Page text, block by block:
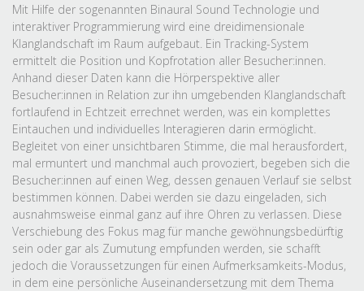
Mit Hilfe der sogenannten Binaural Sound Technologie und
interaktiver Programmierung wird eine dreidimensionale
Klanglandschaft im Raum aufgebaut. Ein Tracking-System
ermittelt die Position und Kopfrotation aller Besucher:innen.
Anhand dieser Daten kann die Hörperspektive aller
Besucher:innen in Relation zur ihn umgebenden Klanglandschaft
fortlaufend in Echtzeit errechnet werden, was ein komplettes
Eintauchen und individuelles Interagieren darin ermöglicht.
Begleitet von einer unsichtbaren Stimme, die mal herausfordert,
mal ermuntert und manchmal auch provoziert, begeben sich die
Besucher:innen auf einen Weg, dessen genauen Verlauf sie selbst
bestimmen können. Dabei werden sie dazu eingeladen, sich
ausnahmsweise einmal ganz auf ihre Ohren zu verlassen. Diese
Verschiebung des Fokus mag für manche gewöhnungsbedürftig
sein oder gar als Zumutung empfunden werden, sie schafft
jedoch die Voraussetzungen für einen Aufmerksamkeits-Modus,
in dem eine persönliche Auseinandersetzung mit dem Thema